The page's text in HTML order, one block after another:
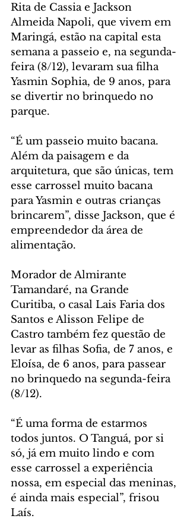
Rita de Cassia e Jackson
Almeida Napoli, que vivem em
Maringá, estão na capital esta
semana a passeio e, na segunda-
feira (8/12), levaram sua filha
Yasmin Sophia, de 9 anos, para
se divertir no brinquedo no
parque.
“É um passeio muito bacana.
Além da paisagem e da
arquitetura, que são únicas, tem
esse carrossel muito bacana
para Yasmin e outras crianças
brincarem”, disse Jackson, que é
empreendedor da área de
alimentação.
Morador de Almirante
Tamandaré, na Grande
Curitiba, o casal Lais Faria dos
Santos e Alisson Felipe de
Castro também fez questão de
levar as filhas Sofia, de 7 anos, e
Eloísa, de 6 anos, para passear
no brinquedo na segunda-feira
(8/12).
“É uma forma de estarmos
todos juntos. O Tanguá, por si
só, já em muito lindo e com
esse carrossel a experiência
nossa, em especial das meninas,
é ainda mais especial”, frisou
Laís.